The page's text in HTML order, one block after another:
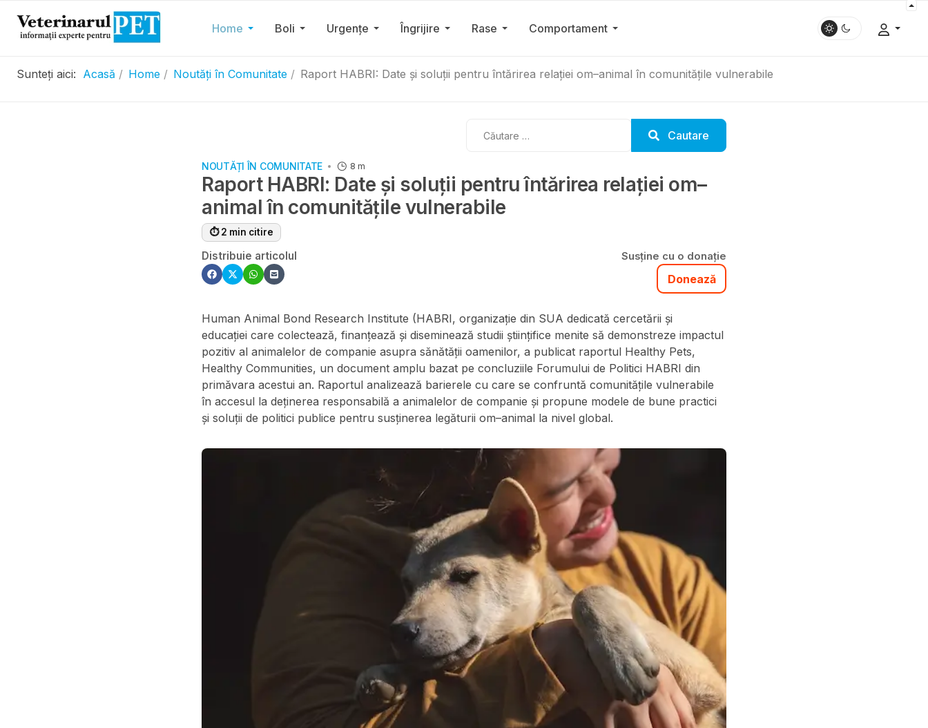
Home Boli Urgențe Îngrijire Rase Comportament
Sunteți aici: Acasă Home Noutăți în Comunitate Raport HABRI: Date și soluții pentru întărirea relației om–animal în comunitățile vulnerabile
Cautare
NOUTĂȚI ÎN COMUNITATE 8 m
Raport HABRI: Date și soluții pentru întărirea relației om–
animal în comunitățile vulnerabile
⏱ 2 min citire
Distribuie articolul Susține cu o donație
Donează
Human Animal Bond Research Institute (HABRI, organizație din SUA dedicată cercetării și
educației care colectează, finanțează și diseminează studii științifice menite să demonstreze impactul
pozitiv al animalelor de companie asupra sănătății oamenilor, a publicat raportul Healthy Pets,
Healthy Communities, un document amplu bazat pe concluziile Forumului de Politici HABRI din
primăvara acestui an. Raportul analizează barierele cu care se confruntă comunitățile vulnerabile
în accesul la deținerea responsabilă a animalelor de companie și propune modele de bune practici
și soluții de politici publice pentru susținerea legăturii om–animal la nivel global.